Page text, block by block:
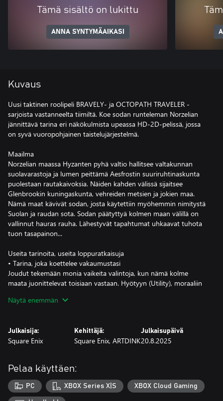
Tämä sisältö on lukittu
ANNA SYNTYMÄAIKASI
Kuvaus
Uusi taktinen roolipeli BRAVELY- ja OCTOPATH TRAVELER -
sarjoista vastanneelta tiimiltä. Koe sodan runteleman Norzelian
jännittävä tarina eri näkökulmista upeassa HD-2D-pelissä, jossa
on syvä vuoropohjainen taistelujärjestelmä.
Maailma
Norzelian maassa Hyzanten pyhä valtio hallitsee valtakunnan
suolavarastoja ja lumen peittämä Aesfrostin suuriruhtinaskunta
puolestaan rautakaivoksia. Näiden kahden välissä sijaitsee
Glenbrookin kuningaskunta, vehreiden metsien ja jokien maa.
Nämä maat kävivät sodan, josta käytettiin myöhemmin nimitystä
Suolan ja raudan sota. Sodan päätyttyä kolmen maan välillä on
vallinnut hauras rauha. Lähestyvät tapahtumat uhkaavat tuhota
tuon tasapainon...
Useita tarinoita, useita loppuratkaisuja
• Tarina, joka koettelee vakaumustasi
Joudut tekemään monia vaikeita valintoja, kun nämä kolme
maata juonittelevat toisiaan vastaan. Hyötyyn (Utility), moraaliin
päätöksesi määrittävät vakaumuksesi (Conviction). Nämä
• Äänestäminen vaikuttaa kohtaloosi
Päähenkilöiden kohtaloon vaikuttavat tärkeät päätökset tehdään
Conviction). Sinun täytyy saada suostuteltua liittolaiset, joilla on
omat arvonsa ja mielipiteensä, heittämään kolikkonsa vaa’alle,
jotta pääset tavoitteisiisi.
Minne vakaumuksesi johtaa sinut?
Näytä enemmän
Julkaisija:
Square Enix
Kehittäjä:
Square Enix, ARTDINK
Julkaisupäivä
20.8.2025
Pelaa käyttäen:
PC XBOX Series X|S XBOX Cloud Gaming